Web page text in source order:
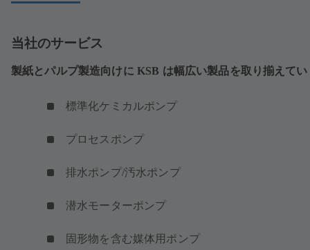
当社のサービス
製紙とパルプ製造向けに KSB は幅広い製品を取り揃えてい
標準化ケミカルポンプ
プロセスポンプ
排水ポンプ/汚水ポンプ
潜水モーターポンプ
固形物を含む媒体用ポンプ